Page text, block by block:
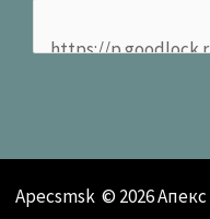
Apecsmsk © 2026